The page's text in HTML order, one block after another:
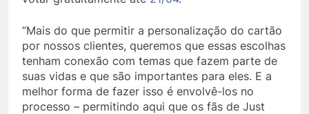
“Mais do que permitir a personalização do cartão
por nossos clientes, queremos que essas escolhas
tenham conexão com temas que fazem parte de
suas vidas e que são importantes para eles. E a
melhor forma de fazer isso é envolvê-los no
processo – permitindo aqui que os fãs de Just